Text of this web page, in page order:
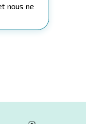
nous ne